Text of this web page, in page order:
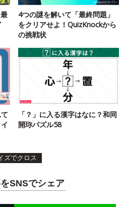
4つの謎を解いて「最終問題」
をクリアせよ！QuizKnockから
の挑戦状
「？」に入る漢字はなに？和同
開珎パズル58
ズでクロス
SNSでシェア